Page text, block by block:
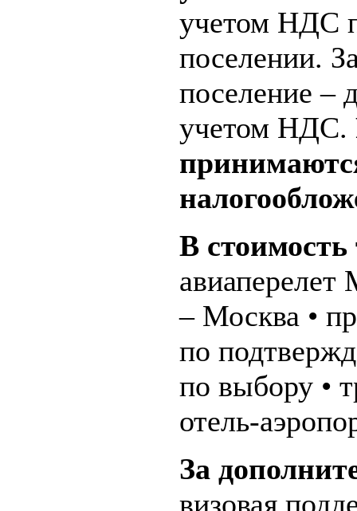
учетом НДС
поселении.
поселение –
учетом НДС.
В
– Москва •
по
по выбору •
отель-
За
визовая